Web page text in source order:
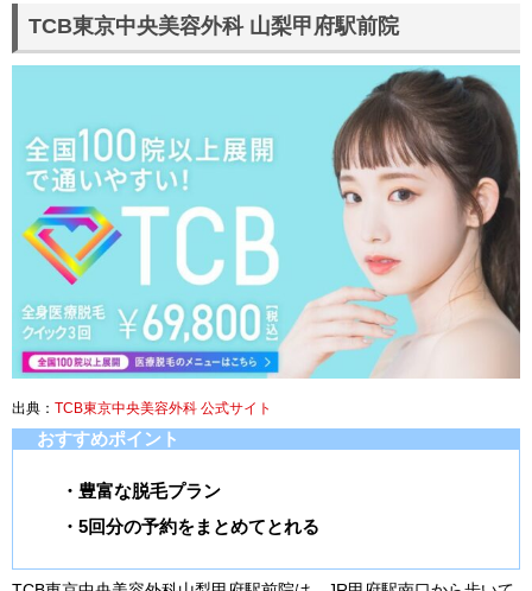
TCB東京中央美容外科 山梨甲府駅前院
出典： TCB東京中央美容外科 公式サイト
おすすめポイント
・豊富な脱毛プラン
・5回分の予約をまとめてとれる